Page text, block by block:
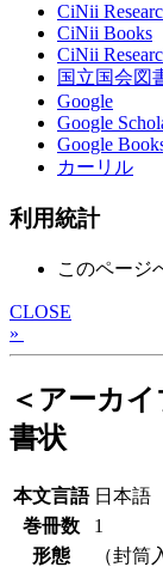
CiNii
CiNii Books
CiNii
国立国会図
Google
Google
Google
カーリル
利用統計
このページ
CLOSE
»
＜アーカイ
書状
本文言語 日本語
巻冊数
1
形態
（封筒